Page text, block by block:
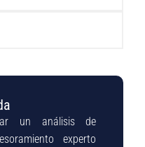
un análisis de
experto